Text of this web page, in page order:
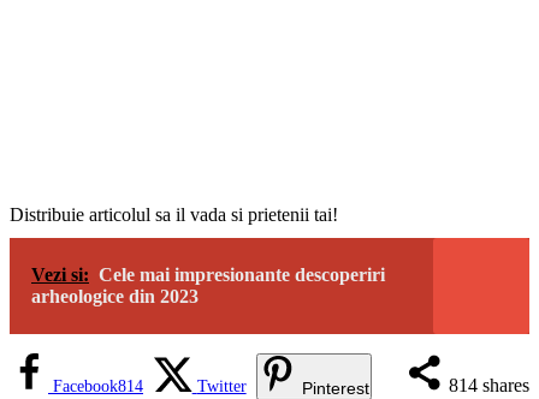
Distribuie articolul sa il vada si prietenii tai!
Vezi si: Cele mai impresionante descoperiri
arheologice din 2023
814 shares
Facebook814 Twitter Pinterest